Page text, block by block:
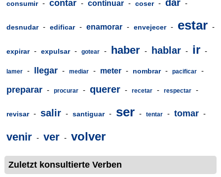
consumir - contar - continuar - coser - dar -
desnudar - edificar - enamorar - envejecer - estar -
expirar - expulsar - gotear - haber - hablar - ir -
lamer - llegar - mediar - meter - nombrar - pacificar -
preparar - procurar - querer - recetar - respectar -
revisar - salir - santiguar - ser - tentar - tomar -
venir - ver - volver
Zuletzt konsultierte Verben